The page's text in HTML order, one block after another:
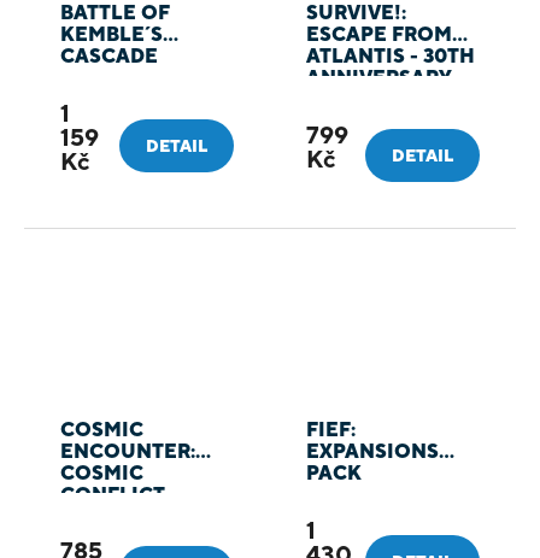
BATTLE OF
KEMBLE´S
CASCADE
1
159
Kč
DETAIL
SURVIVE!:
ESCAPE FROM
ATLANTIS - 30TH
ANNIVERSARY
799
Kč
DETAIL
COSMIC
ENCOUNTER:
COSMIC
CONFLICT
785
FIEF:
EXPANSIONS
PACK
1